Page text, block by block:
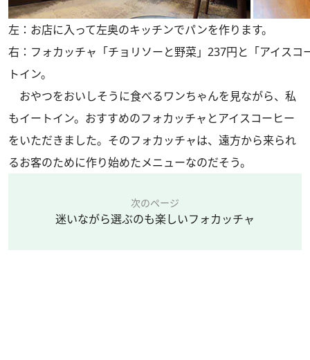
左：お店に入って左奥のキッチンでパンを作ります。
右：フォカッチャ「チョリソーと野菜」237円と「アイスコ
トイン。
おやつをおいしそうに食べるワンちゃんを見ながら、私
もイートイン。おすすめのフォカッチャとアイスコーヒー
をいただきました。そのフォカッチャは、遠方から来られ
るお客のために作り始めたメニューなのだそう。
次のページ
迷いながら選ぶのも楽しいフォカッチャ